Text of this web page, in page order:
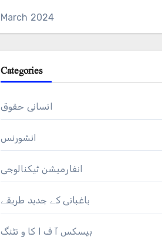
March 2024
Categories
انسانی حقوق
انشورنس
انفارمیشن ٹیکنالوجی
باغبانی کے جدید طریقے
بیسکس آ ف ا کا و نٹنگ